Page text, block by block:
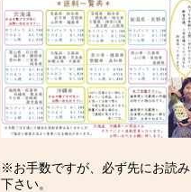
※お手数ですが、必ず先にお読み
下さい。